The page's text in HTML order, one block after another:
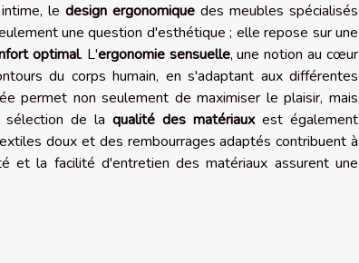
ledesign ergonomique des meubles spécialisés
une question d'esthétique ; elle repose sur une
optimal. L'ergonomie sensuelle, une notion au cœur
du corps humain, en s'adaptant aux différentes
permet non seulement de maximiser le plaisir, mais
sélection de la qualité des matériauxest également
doux et des rembourrages adaptés contribuent à
et la facilité d'entretien des matériaux assurent une